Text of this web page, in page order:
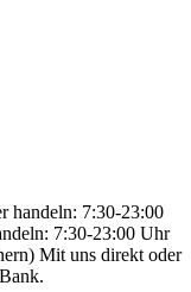
handeln: 7:30-23:00
7:30-23:00 Uhr
Mit uns direkt oder